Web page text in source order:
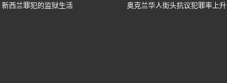
新西兰罪犯的监狱生活 奥克兰华人街头抗议犯罪率上升